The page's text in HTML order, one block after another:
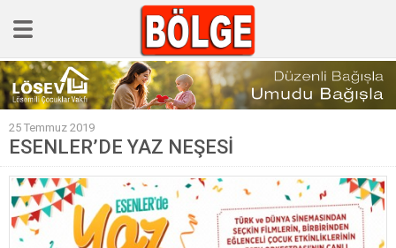
GÜNCEL
POLİTİKA
Polis & Adliye
SPOR
EKONOMİ
25 Temmuz 2019
ESENLER’DE YAZ NEŞESİ